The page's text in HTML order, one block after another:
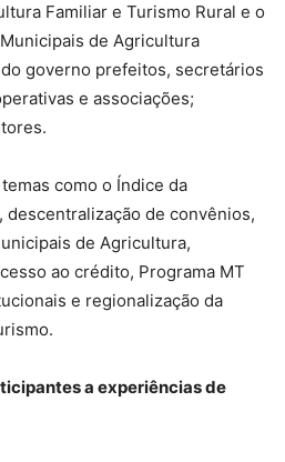
Familiar e Turismo Rural e o
de Agricultura
governo prefeitos, secretários
e associações;
como o Índice da
descentralização de convênios,
de Agricultura,
ao crédito, Programa MT
e regionalização da
a experiências de